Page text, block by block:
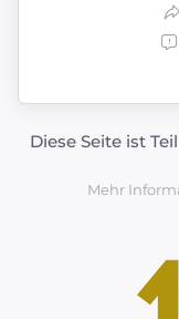
Diese Seite ist
Mehr